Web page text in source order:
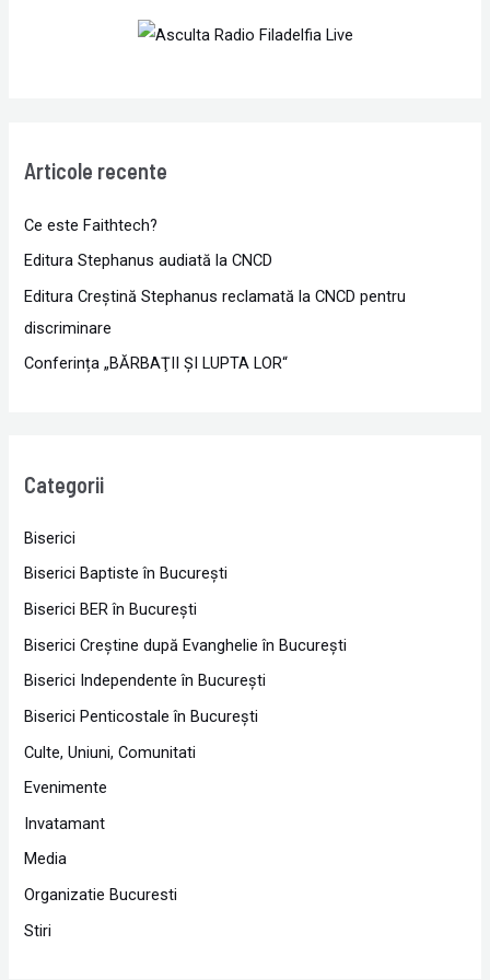
Articole recente
Ce este Faithtech?
Editura Stephanus audiată la CNCD
Editura Creștină Stephanus reclamată la CNCD pentru
discriminare
Conferința „BĂRBAŢII ŞI LUPTA LOR“
Categorii
Biserici
Biserici Baptiste în Bucureşti
Biserici BER în Bucureşti
Biserici Creştine după Evanghelie în Bucureşti
Biserici Independente în Bucureşti
Biserici Penticostale în Bucureşti
Culte, Uniuni, Comunitati
Evenimente
Invatamant
Media
Organizatie Bucuresti
Stiri